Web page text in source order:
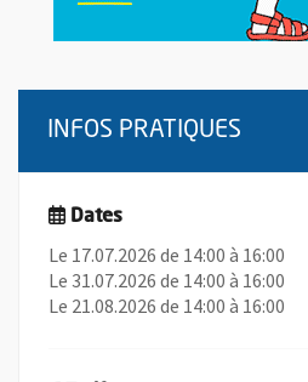
INFOS PRATIQUES
Dates
Le 17.07.2026 de 14:00 à 16:00
Le 31.07.2026 de 14:00 à 16:00
Le 21.08.2026 de 14:00 à 16:00